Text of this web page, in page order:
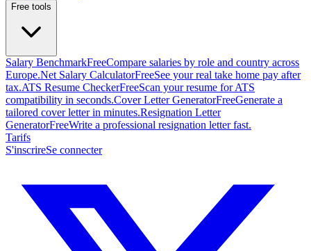
Free tools
Salary BenchmarkFreeCompare salaries by role and country across
Europe.Net Salary CalculatorFreeSee your real take home pay after
tax.ATS Resume CheckerFreeScan your resume for ATS
compatibility in seconds.Cover Letter GeneratorFreeGenerate a
tailored cover letter in minutes.Resignation Letter
GeneratorFreeWrite a professional resignation letter fast.
Tarifs
S'inscrireSe connecter